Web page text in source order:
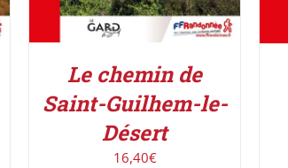
Le chemin de
Saint-Guilhem-le-
Désert
16,40€